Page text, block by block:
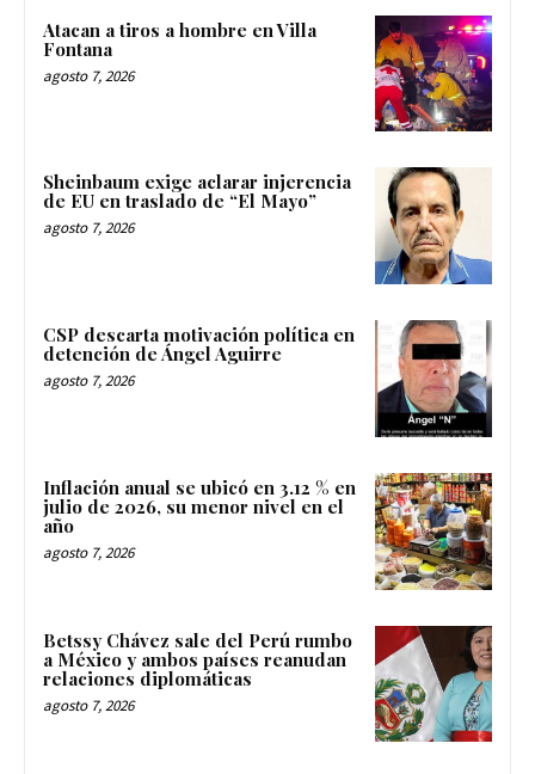
Atacan a tiros a hombre en Villa
Fontana
agosto 7, 2026
Sheinbaum exige aclarar injerencia
de EU en traslado de “El Mayo”
agosto 7, 2026
CSP descarta motivación política en
detención de Ángel Aguirre
agosto 7, 2026
Inflación anual se ubicó en 3.12 % en
julio de 2026, su menor nivel en el
año
agosto 7, 2026
Betssy Chávez sale del Perú rumbo
a México y ambos países reanudan
relaciones diplomáticas
agosto 7, 2026